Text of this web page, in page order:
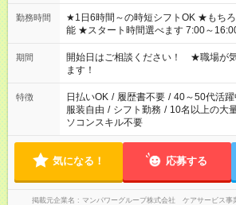
勤務時間
★1日6時間～の時短シフトOK ★もちろんフルタイムシフトも可
能 ★スタート時間選べます 7:00～
20:00 など残業なし！ ※Wワークの場合、他のお仕事と合わせ
週40時間超の就業はご案内できませ
間以上勤務は社会保険への加入対象と
（日雇い派遣の原則禁止）により、短
案内が難しい場合があります
期間
開始日はご相談ください！ ★職場が
ます！
特徴 日払いOK / 履歴書不要 / 40～50代活躍
服装自由 / シフト勤務 / 10名以上の大
ソコンスキル不要
気になる！ 応募する
掲載元企業名 マンパワーグループ株式会社 ケアサービス事